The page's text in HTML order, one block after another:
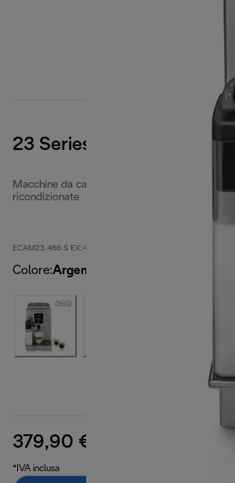
23 Series
Macchine da caffè completamente automatiche
ricondizionate
ECAM23.466.S EX:4-second
Colore:Argento
379,90 €
*IVA inclusa